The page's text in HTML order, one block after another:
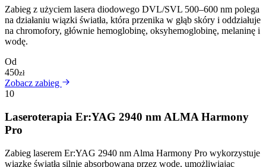
Zabieg z użyciem lasera diodowego DVL/SVL 500–600 nm polega
na działaniu wiązki światła, która przenika w głąb skóry i oddziałuje
na chromofory, głównie hemoglobinę, oksyhemoglobinę, melaninę i
wodę.
Od
450zł
Zobacz zabieg
10
Laseroterapia Er:YAG 2940 nm ALMA Harmony
Pro
Zabieg laserem Er:YAG 2940 nm Alma Harmony Pro wykorzystuje
wiązkę światła silnie absorbowaną przez wodę, umożliwiając